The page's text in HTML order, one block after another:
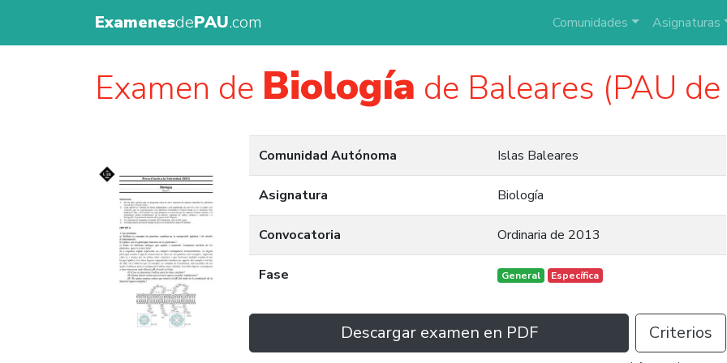
ExamenesdePAU.com Comunidades Asignaturas
Examen de Biología de Baleares (PAU
Comunidad Autónoma Islas Baleares
Asignatura Biología
Convocatoria Ordinaria de 2013
Fase General Específica
Descargar examen en PDF Criterios